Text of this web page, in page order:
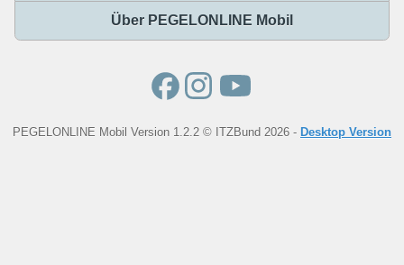
Über PEGELONLINE Mobil
PEGELONLINE Mobil Version 1.2.2 © ITZBund 2026 - Desktop Version